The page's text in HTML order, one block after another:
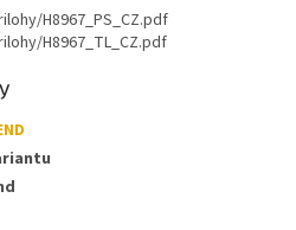
H8967_PS_CZ.pdf
H8967_TL_CZ.pdf